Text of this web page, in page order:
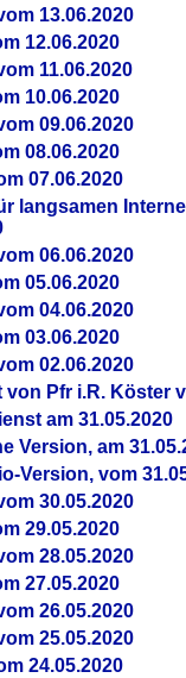
13.06.2020
12.06.2020
11.06.2020
10.06.2020
09.06.2020
08.06.2020
07.06.2020
langsamen
06.06.2020
05.06.2020
04.06.2020
03.06.2020
02.06.2020
Pfr i.R. Köster
am 31.05.2020
Version, am
Version, vom
30.05.2020
29.05.2020
28.05.2020
27.05.2020
26.05.2020
25.05.2020
24.05.2020